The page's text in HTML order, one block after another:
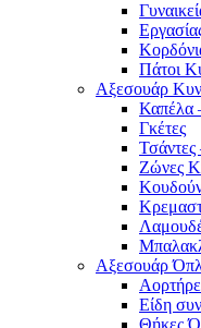
Πάτοι
Αξεσουάρ
Καπέλα
Γκέτες
Τσάντες
Ζώνες
Αξεσουάρ
Είδη
Θήκες